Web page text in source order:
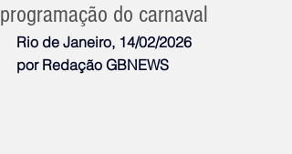
programação do carnaval
Rio de Janeiro, 14/02/2026
por Redação GBNEWS